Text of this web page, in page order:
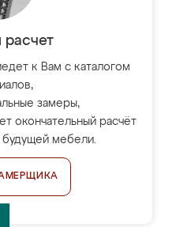
расчет
к Вам с каталогом
замеры,
окончательный расчёт
мебели.